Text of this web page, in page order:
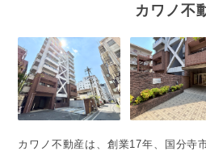
カワノ不
カワノ不動産は、創業17年、国分寺